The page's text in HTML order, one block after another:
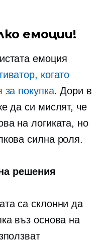
емоции!
емоция
когато
покупка. Дори в
да си мислят, че
на логиката, но
силна роля.
решения
са склонни да
въз основа на